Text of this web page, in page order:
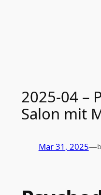
2025-04 –
Salon mit
Mar 31, 2025—